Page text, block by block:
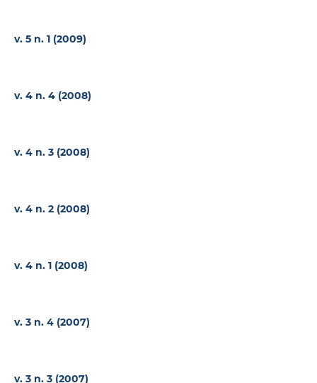
v. 5 n. 1 (2009)
v. 4 n. 4 (2008)
v. 4 n. 3 (2008)
v. 4 n. 2 (2008)
v. 4 n. 1 (2008)
v. 3 n. 4 (2007)
v. 3 n. 3 (2007)